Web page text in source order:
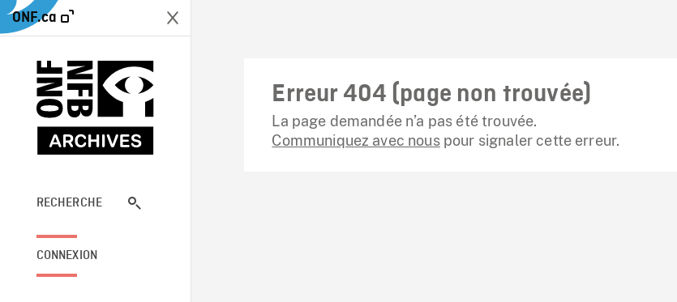
ONF.ca
RECHERCHE
CONNEXION
Erreur 404 (page non trouvée)
La page demandée n’a pas été trouvée.
Communiquez avec nouspour signaler cette erreur.